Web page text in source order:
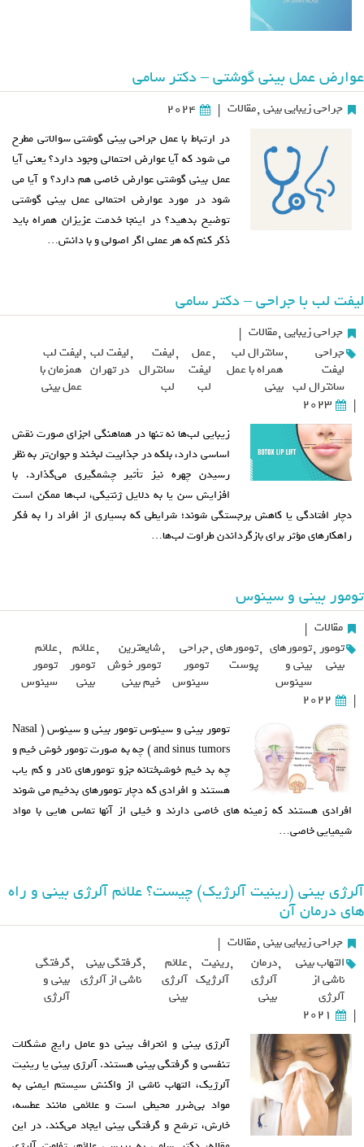
عوارض عمل بینی گوشتی – دکتر سامی
جراحی زیبایی بینی ,مقالات |
2024
در ارتباط با عمل جراحی بینی گوشتی سوالاتی مطرح
می شود که آیا عوارض احتمالی وجود دارد؟ یعنی آیا
عمل بینی گوشتی عوارض خاصی هم دارد؟ و آیا می
شود در مورد عوارض احتمالی عمل بینی گوشتی
توضیح بدهید؟ در اینجا خدمت عزیزان همراه باید
ذکر کنم که هر عملی اگر اصولی و با دانش…
لیفت لب با جراحی – دکتر سامی
جراحی زیبایی ,مقالات |
جراحی
لیفت
سانترال لب
,سانترال لب
همراه با عمل
بینی
,عمل
لیفت
لب
,لیفت
سانترال
لب
,لیفت لب
در تهران
,لیفت لب
همزمان با
عمل بینی
|
2023
زیبایی لب‌ها نه تنها در هماهنگی اجزای صورت نقش
اساسی دارد، بلکه در جذابیت لبخند و جوان‌تر به نظر
رسیدن چهره نیز تأثیر چشمگیری می‌گذارد. با
افزایش سن یا به دلایل ژنتیکی، لب‌ها ممکن است
دچار افتادگی یا کاهش برجستگی شوند؛ شرایطی که بسیاری از افراد را به فکر
راهکارهای مؤثر برای بازگرداندن طراوت لب‌ها…
تومور بینی و سینوس
مقالات |
تومور
بینی
,تومورهای
بینی و
سینوس
,تومورهای
پوست
,جراحی
تومور
سینوس
,شایعترین
تومور خوش
خیم بینی
,علائم
تومور
بینی
,علائم
تومور
سینوس
|
2022
تومور بینی و سینوس تومور بینی و سینوس ( Nasal
and sinus tumors ) چه به صورت تومور خوش خیم و
چه بد خیم خوشبختانه جزو تومورهای نادر و کم یاب
هستند و افرادی که دچار تومورهای بدخیم می شوند
افرادی هستند که زمینه های خاصی دارند و خیلی از آنها تماس هایی با مواد
شیمیایی خاصی…
آلرژی بینی (رینیت آلرژیک) چیست؟ علائم آلرژی بینی و راه
های درمان آن
جراحی زیبایی بینی ,مقالات |
التهاب بینی
ناشی از
آلرژی
,درمان
آلرژی
بینی
,رینیت
آلرژیک
,علائم
آلرژی
بینی
,گرفتگی بینی
ناشی از آلرژی
,گرفتگی
بینی و
آلرژی
|
2021
آلرژی بینی و انحراف بینی دو عامل رایج مشکلات
تنفسی و گرفتگی بینی هستند. آلرژی بینی یا رینیت
آلرژیک، التهاب ناشی از واکنش سیستم ایمنی به
مواد بی‌ضرر محیطی است و علائمی مانند عطسه،
خارش، ترشح و گرفتگی بینی ایجاد می‌کند. در این